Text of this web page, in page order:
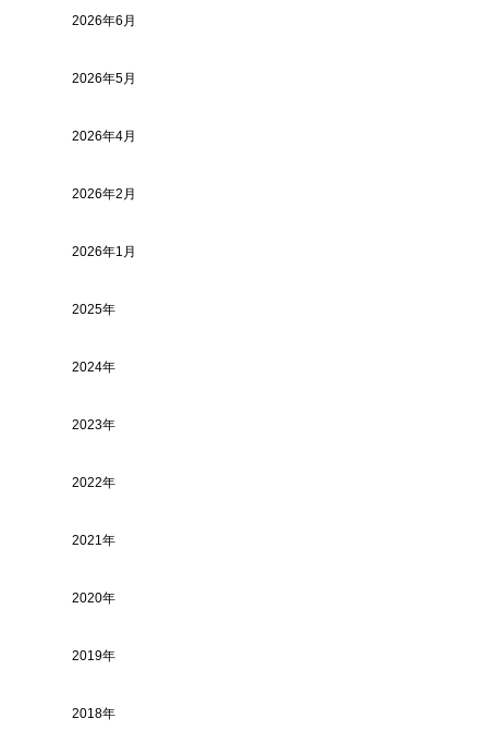
2026年6月
2026年5月
2026年4月
2026年2月
2026年1月
2025年
2024年
2023年
2022年
2021年
2020年
2019年
2018年